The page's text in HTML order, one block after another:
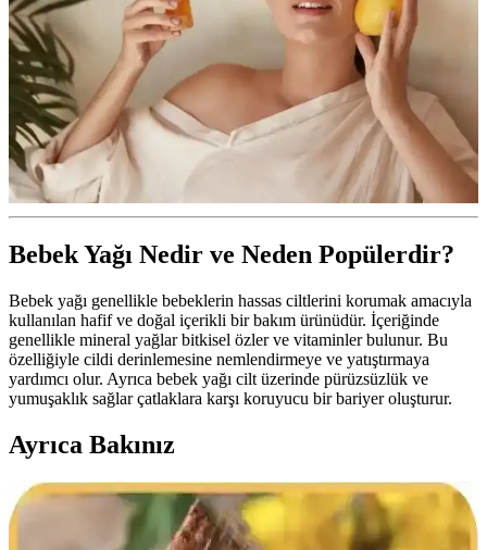
Bebek Yağı Nedir ve Neden Popülerdir?
Bebek yağı genellikle bebeklerin hassas ciltlerini korumak amacıyla
kullanılan hafif ve doğal içerikli bir bakım ürünüdür. İçeriğinde
genellikle mineral yağlar bitkisel özler ve vitaminler bulunur. Bu
özelliğiyle cildi derinlemesine nemlendirmeye ve yatıştırmaya
yardımcı olur. Ayrıca bebek yağı cilt üzerinde pürüzsüzlük ve
yumuşaklık sağlar çatlaklara karşı koruyucu bir bariyer oluşturur.
Ayrıca Bakınız
Bebek Yağı ve Bronzlaşma İlişkisi: Güvenlik ve
Doğru Kullanım Yöntemleri